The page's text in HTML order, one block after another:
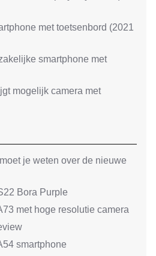
met toetsenbord (2021
smartphone met
mogelijk camera met
je weten over de nieuwe
Bora Purple
met hoge resolutie camera
smartphone